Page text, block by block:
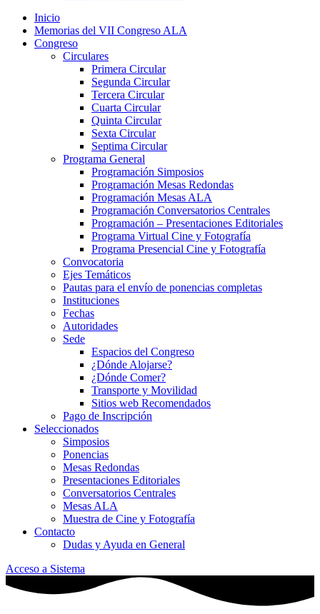
Inicio
Memorias del VII Congreso ALA
Congreso
Circulares
Primera Circular
Segunda Circular
Tercera Circular
Cuarta Circular
Quinta Circular
Sexta Circular
Septima Circular
Programa General
Programación Simposios
Programación Mesas Redondas
Programación Mesas ALA
Programación Conversatorios Centrales
Programación – Presentaciones Editoriales
Programa Virtual Cine y Fotografía
Programa Presencial Cine y Fotografía
Convocatoria
Ejes Temáticos
Pautas para el envío de ponencias completas
Instituciones
Fechas
Autoridades
Sede
Espacios del Congreso
¿Dónde Alojarse?
¿Dónde Comer?
Transporte y Movilidad
Sitios web Recomendados
Pago de Inscripción
Seleccionados
Simposios
Ponencias
Mesas Redondas
Presentaciones Editoriales
Conversatorios Centrales
Mesas ALA
Muestra de Cine y Fotografía
Contacto
Dudas y Ayuda en General
Acceso a Sistema